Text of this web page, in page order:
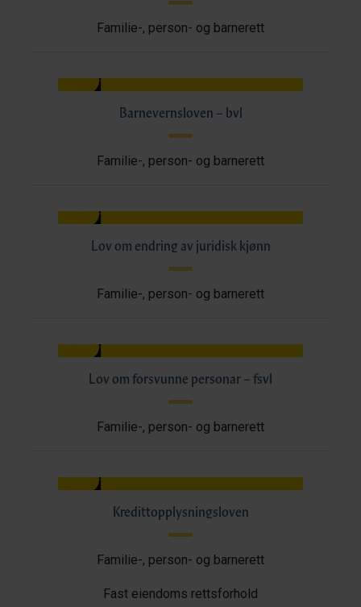
Familie-, person- og barnerett
Barnevernsloven – bvl
Familie-, person- og barnerett
Lov om endring av juridisk kjønn
Familie-, person- og barnerett
Lov om forsvunne personar – fsvl
Familie-, person- og barnerett
Kredittopplysningsloven
Familie-, person- og barnerett
Fast eiendoms rettsforhold